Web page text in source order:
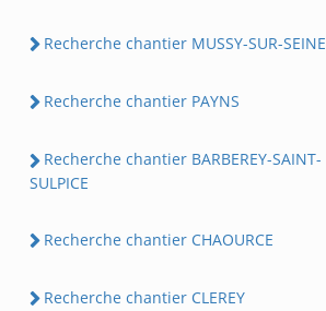
Recherche chantier MUSSY-SUR-SEINE
Recherche chantier PAYNS
Recherche chantier BARBEREY-SAINT-
SULPICE
Recherche chantier CHAOURCE
Recherche chantier CLEREY